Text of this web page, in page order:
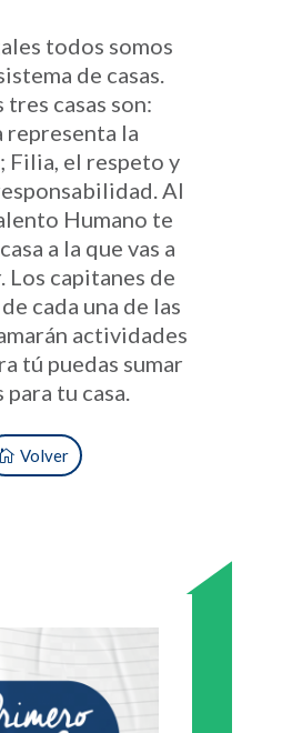
todos somos
de casas.
tres casas son:
representa la
Filia, el respeto y
Al
Humano te
a la que vas a
Los capitanes de
cada una de las
actividades
tú puedas sumar
para tu casa.
Volver